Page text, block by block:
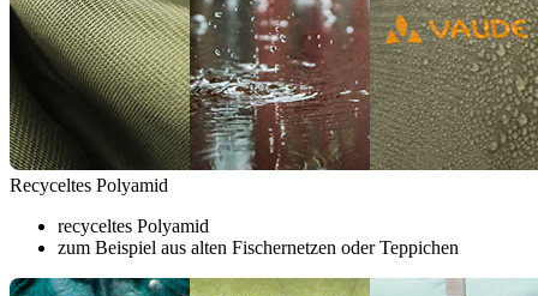
Recyceltes Polyamid
recyceltes Polyamid
zum Beispiel aus alten Fischernetzen oder Teppichen